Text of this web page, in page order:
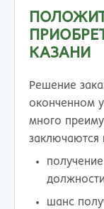
КАЗАНИ
Решение
оконченном
много
шанс